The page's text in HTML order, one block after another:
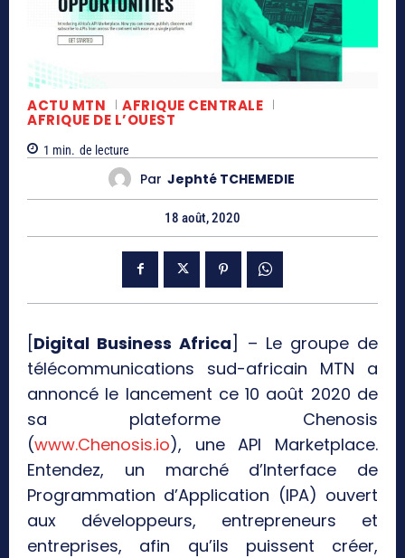
ACTU MTN AFRIQUE CENTRALE
AFRIQUE DE L’OUEST
1 min. de lecture
Par Jephté TCHEMEDIE
18 août, 2020
[Digital Business Africa] – Le groupe de
télécommunications sud-africain MTN a
annoncé le lancement ce 10 août 2020 de
sa plateforme Chenosis
(www.Chenosis.io), une API Marketplace.
Entendez, un marché d’Interface de
Programmation d’Application (IPA) ouvert
aux développeurs, entrepreneurs et
entreprises, afin qu’ils puissent créer,